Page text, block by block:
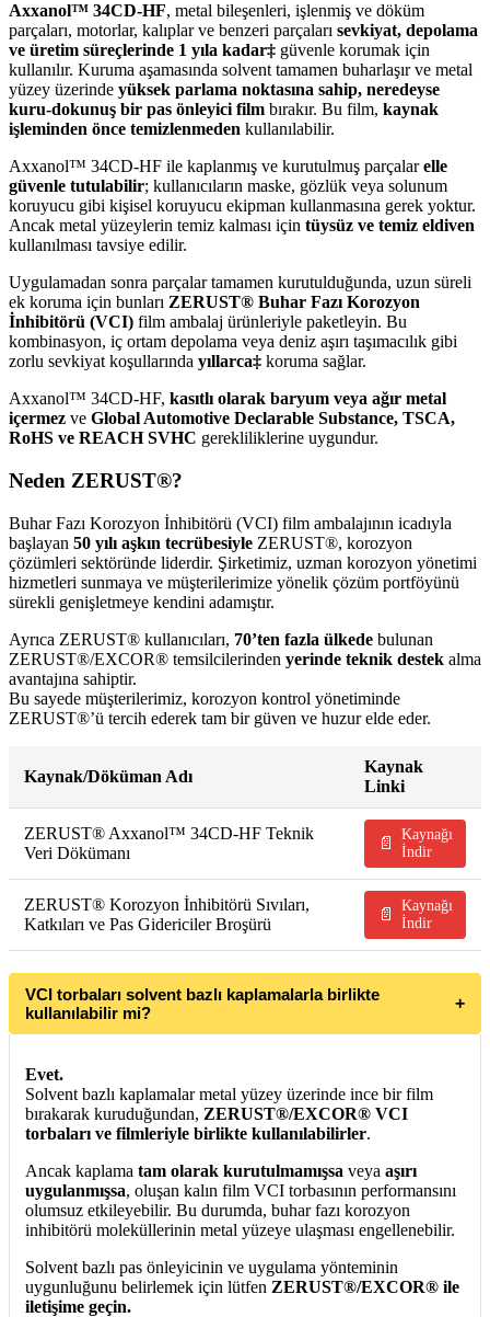
Axxanol™ 34CD-HF, metal bileşenleri, işlenmiş ve döküm
parçaları, motorlar, kalıplar ve benzeri parçaları sevkiyat, depolama
ve üretim süreçlerinde 1 yıla kadar‡ güvenle korumak için
kullanılır. Kuruma aşamasında solvent tamamen buharlaşır ve metal
yüzey üzerinde yüksek parlama noktasına sahip, neredeyse
kuru-dokunuş bir pas önleyici film bırakır. Bu film, kaynak
işleminden önce temizlenmeden kullanılabilir.
Axxanol™ 34CD-HF ile kaplanmış ve kurutulmuş parçalarelle
güvenle tutulabilir; kullanıcıların maske, gözlük veya solunum
koruyucu gibi kişisel koruyucu ekipman kullanmasına gerek yoktur.
Ancak metal yüzeylerin temiz kalması için tüysüz ve temiz eldiven
kullanılması tavsiye edilir.
Uygulamadan sonra parçalar tamamen kurutulduğunda, uzun süreli
ek koruma için bunları ZERUST® Buhar Fazı Korozyon
İnhibitörü (VCI) film ambalaj ürünleriyle paketleyin. Bu
kombinasyon, iç ortam depolama veya deniz aşırı taşımacılık gibi
zorlu sevkiyat koşullarında yıllarca‡ koruma sağlar.
Axxanol™ 34CD-HF, kasıtlı olarak baryum veya ağır metal
içermez ve Global Automotive Declarable Substance, TSCA,
RoHS ve REACH SVHC gerekliliklerine uygundur.
Neden ZERUST®?
Buhar Fazı Korozyon İnhibitörü (VCI) film ambalajının icadıyla
başlayan 50 yılı aşkın tecrübesiyle ZERUST®, korozyon
çözümleri sektöründe liderdir. Şirketimiz, uzman korozyon yönetimi
hizmetleri sunmaya ve müşterilerimize yönelik çözüm portföyünü
sürekli genişletmeye kendini adamıştır.
Ayrıca ZERUST® kullanıcıları, 70’ten fazla ülkede bulunan
ZERUST®/EXCOR® temsilcilerinden yerinde teknik destek alma
avantajına sahiptir.
Bu sayede müşterilerimiz, korozyon kontrol yönetiminde
ZERUST®’ü tercih ederek tam bir güven ve huzur elde eder.
Kaynak/Döküman Adı
Kaynak
Linki
ZERUST® Axxanol™ 34CD-HF Teknik
Veri Dökümanı
📄
Kaynağı
İndir
ZERUST® Korozyon İnhibitörü Sıvıları,
Katkıları ve Pas Gidericiler Broşürü
📄
Kaynağı
İndir
VCI torbaları solvent bazlı kaplamalarla birlikte
kullanılabilir mi?
+
Evet.
Solvent bazlı kaplamalar metal yüzey üzerinde ince bir film
bırakarak kuruduğundan, ZERUST®/EXCOR® VCI
torbaları ve filmleriyle birlikte kullanılabilirler.
Ancak kaplama tam olarak kurutulmamışsa veya aşırı
uygulanmışsa, oluşan kalın film VCI torbasının performansını
olumsuz etkileyebilir. Bu durumda, buhar fazı korozyon
inhibitörü moleküllerinin metal yüzeye ulaşması engellenebilir.
Solvent bazlı pas önleyicinin ve uygulama yönteminin
uygunluğunu belirlemek için lütfen ZERUST®/EXCOR® ile
iletişime geçin.